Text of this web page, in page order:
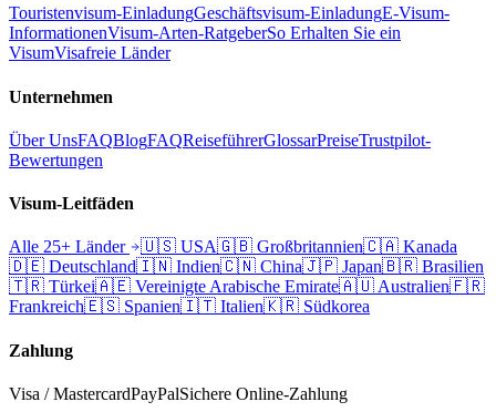
Touristenvisum-EinladungGeschäftsvisum-EinladungE-Visum-
InformationenVisum-Arten-RatgeberSo Erhalten Sie ein
VisumVisafreie Länder
Unternehmen
Über UnsFAQBlogFAQReiseführerGlossarPreiseTrustpilot-
Bewertungen
Visum-Leitfäden
Alle 25+ Länder 🇺🇸 USA🇬🇧 Großbritannien🇨🇦 Kanada
🇩🇪 Deutschland🇮🇳 Indien🇨🇳 China🇯🇵 Japan🇧🇷 Brasilien
🇹🇷 Türkei🇦🇪 Vereinigte Arabische Emirate🇦🇺 Australien🇫🇷
Frankreich🇪🇸 Spanien🇮🇹 Italien🇰🇷 Südkorea
Zahlung
Visa / MastercardPayPalSichere Online-Zahlung